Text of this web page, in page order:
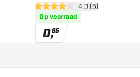
drawer open reviews drawer
4 score sterren4.0 (5)
Op voorraad
0,85